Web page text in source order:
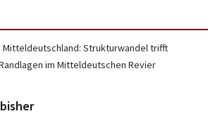
Strukturwandel trifft
im Mitteldeutschen Revier